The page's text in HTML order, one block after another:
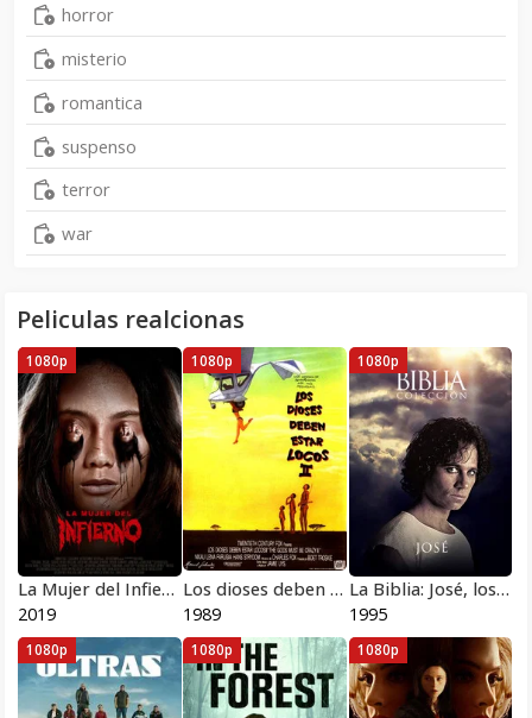
horror
misterio
romantica
suspenso
terror
war
Peliculas realcionas
La Mujer del Infierno
2019
1080p
Los dioses deben estar locos 2 1989
1989
1080p
La Biblia: José, los sueños del faraón
1995
1080p
1080p 1080p 1080p